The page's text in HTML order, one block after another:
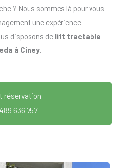
? Nous sommes là pour vous
une expérience
disposons de lift tractable
à Ciney.
réservation
636 757